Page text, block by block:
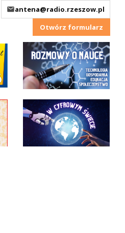
antena@radio.rzeszow.pl
Otwórz formularz